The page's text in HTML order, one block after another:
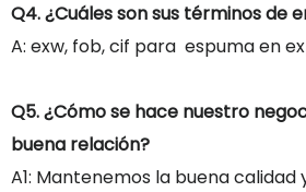
Q4. ¿Cuáles son sus términos de
A: exw, fob, cif para espuma en
Q5. ¿Cómo se hace nuestro
buena relación?
A1: Mantenemos la buena calidad